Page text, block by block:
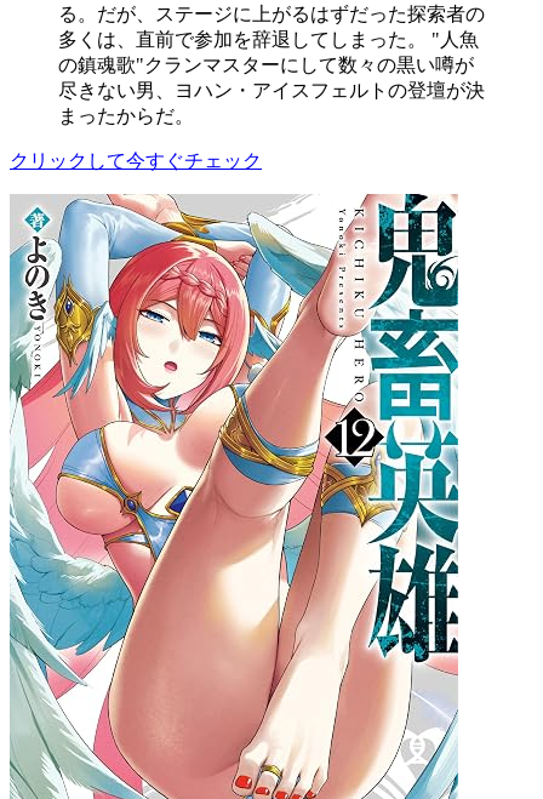
る。だが、ステージに上がるはずだった探索者の
多くは、直前で参加を辞退してしまった。 "人魚
の鎮魂歌"クランマスターにして数々の黒い噂が
尽きない男、ヨハン・アイスフェルトの登壇が決
まったからだ。
クリックして今すぐチェック